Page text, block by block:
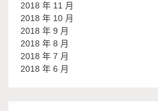
2018 年 11 月
2018 年 10 月
2018 年 9 月
2018 年 8 月
2018 年 7 月
2018 年 6 月